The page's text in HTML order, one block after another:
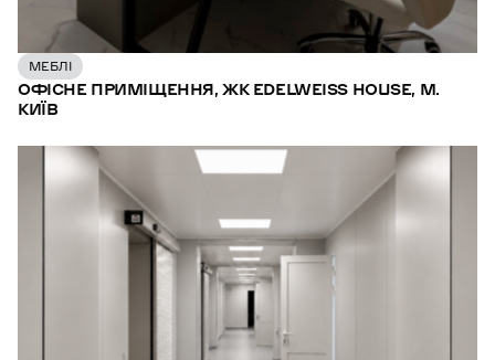
МЕБЛІ
ОФІСНЕ ПРИМІЩЕННЯ, ЖК EDELWEISS HOUSE, М.
КИЇВ